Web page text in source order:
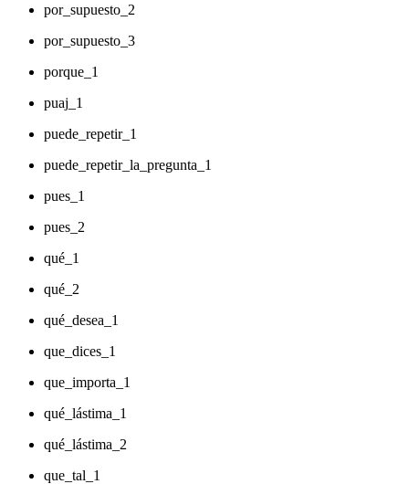
por_supuesto_2
por_supuesto_3
porque_1
puaj_1
puede_repetir_1
puede_repetir_la_pregunta_1
pues_1
pues_2
qué_1
qué_2
qué_desea_1
que_dices_1
que_importa_1
qué_lástima_1
qué_lástima_2
que_tal_1